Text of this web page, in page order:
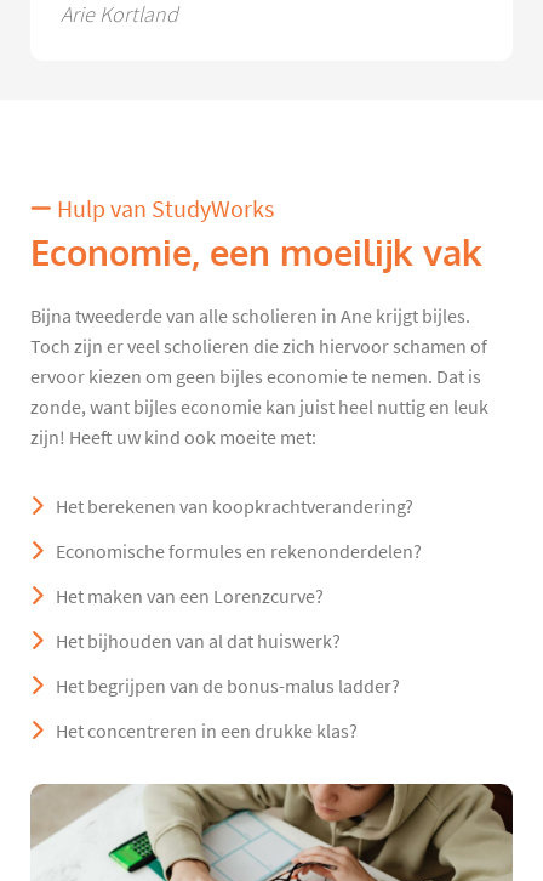
Arie Kortland
Hulp van StudyWorks
Economie, een moeilijk vak
Bijna tweederde van alle scholieren in Ane krijgt bijles.
Toch zijn er veel scholieren die zich hiervoor schamen of
ervoor kiezen om geen bijles economie te nemen. Dat is
zonde, want bijles economie kan juist heel nuttig en leuk
zijn! Heeft uw kind ook moeite met:
Het berekenen van koopkrachtverandering?
Economische formules en rekenonderdelen?
Het maken van een Lorenzcurve?
Het bijhouden van al dat huiswerk?
Het begrijpen van de bonus-malus ladder?
Het concentreren in een drukke klas?